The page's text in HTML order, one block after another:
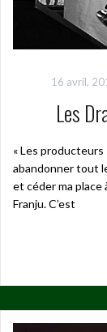
16 avril,
Les
« Les producteurs
abandonner tout
et céder ma place
Franju. C’est